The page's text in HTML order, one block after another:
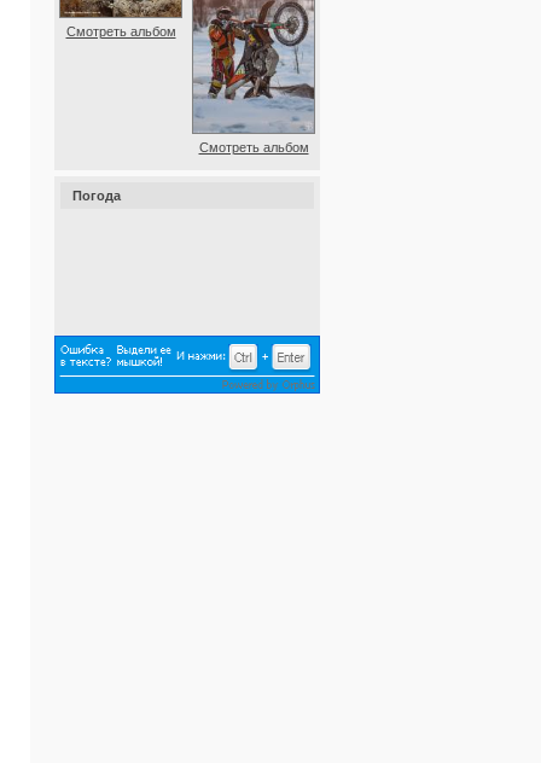
Смотреть альбом
Смотреть альбом
Погода